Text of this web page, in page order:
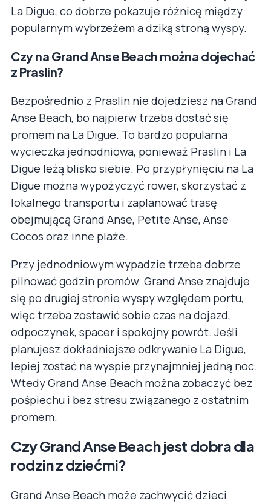
La Digue, co dobrze pokazuje różnicę między
popularnym wybrzeżem a dziką stroną wyspy.
Czy na Grand Anse Beach można dojechać
z Praslin?
Bezpośrednio z Praslin nie dojedziesz na Grand
Anse Beach, bo najpierw trzeba dostać się
promem na La Digue. To bardzo popularna
wycieczka jednodniowa, ponieważ Praslin i La
Digue leżą blisko siebie. Po przypłynięciu na La
Digue można wypożyczyć rower, skorzystać z
lokalnego transportu i zaplanować trasę
obejmującą Grand Anse, Petite Anse, Anse
Cocos oraz inne plaże.
Przy jednodniowym wypadzie trzeba dobrze
pilnować godzin promów. Grand Anse znajduje
się po drugiej stronie wyspy względem portu,
więc trzeba zostawić sobie czas na dojazd,
odpoczynek, spacer i spokojny powrót. Jeśli
planujesz dokładniejsze odkrywanie La Digue,
lepiej zostać na wyspie przynajmniej jedną noc.
Wtedy Grand Anse Beach można zobaczyć bez
pośpiechu i bez stresu związanego z ostatnim
promem.
Czy Grand Anse Beach jest dobra dla
rodzin z dziećmi?
Grand Anse Beach może zachwycić dzieci